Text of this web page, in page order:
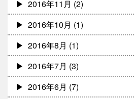
2016年11月 (2)
2016年10月 (1)
2016年8月 (1)
2016年7月 (3)
2016年6月 (7)